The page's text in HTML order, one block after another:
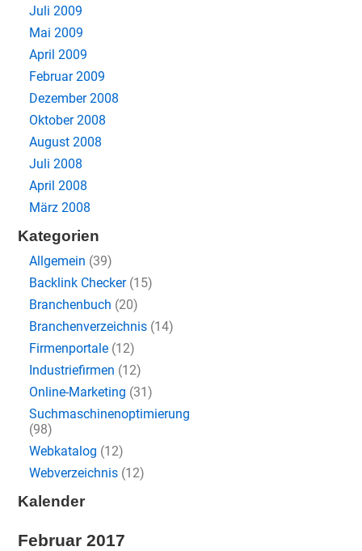
Juli 2009
Mai 2009
April 2009
Februar 2009
Dezember 2008
Oktober 2008
August 2008
Juli 2008
April 2008
März 2008
Kategorien
Allgemein (39)
Backlink Checker(15)
Branchenbuch (20)
Branchenverzeichnis (14)
Firmenportale (12)
Industriefirmen (12)
Online-Marketing (31)
Suchmaschinenoptimierung
(98)
Webkatalog (12)
Webverzeichnis (12)
Kalender
Februar 2017